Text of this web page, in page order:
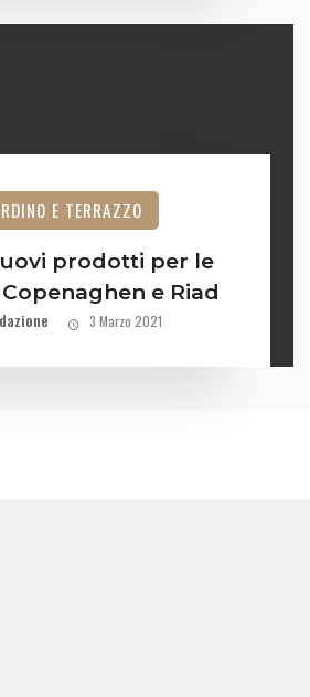
E TERRAZZO
prodotti per le
e Riad
3 Marzo 2021